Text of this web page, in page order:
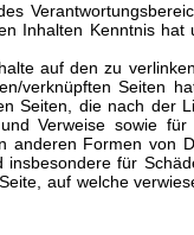
Inhalten Kenntnis hat
auf den zu
verknüpften Seiten
Seiten, die nach der
Verweise sowie
anderen Formen von
für
auf welche